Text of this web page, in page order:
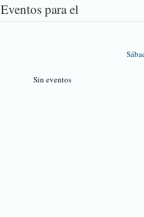
Eventos para el
Sin eventos